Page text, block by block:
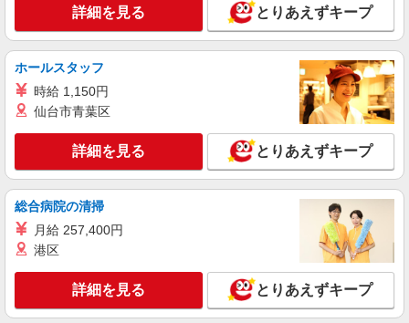
株式会社kotrio /●CB-H-1983113
稲毛駅｜未経験でも簡単！障がい者デイで軽作
業サポート＆ケア
時給1500円〜2250円 ＜日払い有/週払い有/交
千葉市稲毛区｜最寄り駅≪稲毛≫
キープ 詳細を見る
株式会社kotrio /●SW-S-2077770
稲毛｜未経験OK！就労支援の正社員スタッフ
【正社員】月給240,000〜400,000円 ・基本
給：200,000円〜220,000円 ・資格手当：10,000〜
30,000円 ・役職手当：10,000〜70,000円 ・処遇改
善手当：20,000〜60,000円（勤続年数、保有資格
千葉県千葉市稲毛区
詳細を見る とりあえずキープ
ホールスタッフ
時給 1,150円
仙台市青葉区
詳細を見る とりあえずキープ
総合病院の清掃
月給 257,400円
港区
詳細を見る とりあえずキープ